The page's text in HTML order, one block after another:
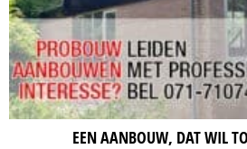
EEN AANBOUW, DAT WIL